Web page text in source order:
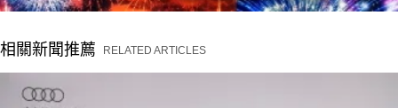
相關新聞推薦 RELATED ARTICLES